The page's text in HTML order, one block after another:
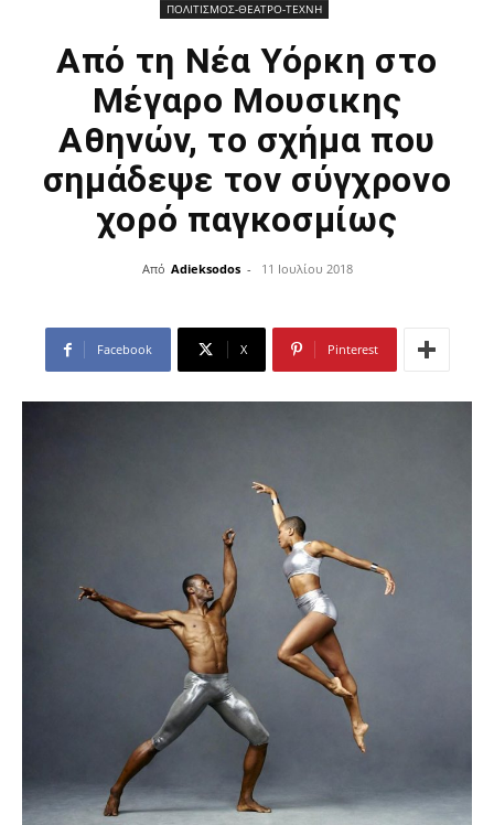
ΠΟΛΙΤΙΣΜΟΣ-ΘΕΑΤΡΟ-ΤΕΧΝΗ
Από τη Νέα Υόρκη στο
Μέγαρο Μουσικης
Αθηνών, το σχήμα που
σημάδεψε τον σύγχρονο
χορό παγκοσμίως
Από Adieksodos - 11 Ιουλίου 2018
Facebook X Pinterest